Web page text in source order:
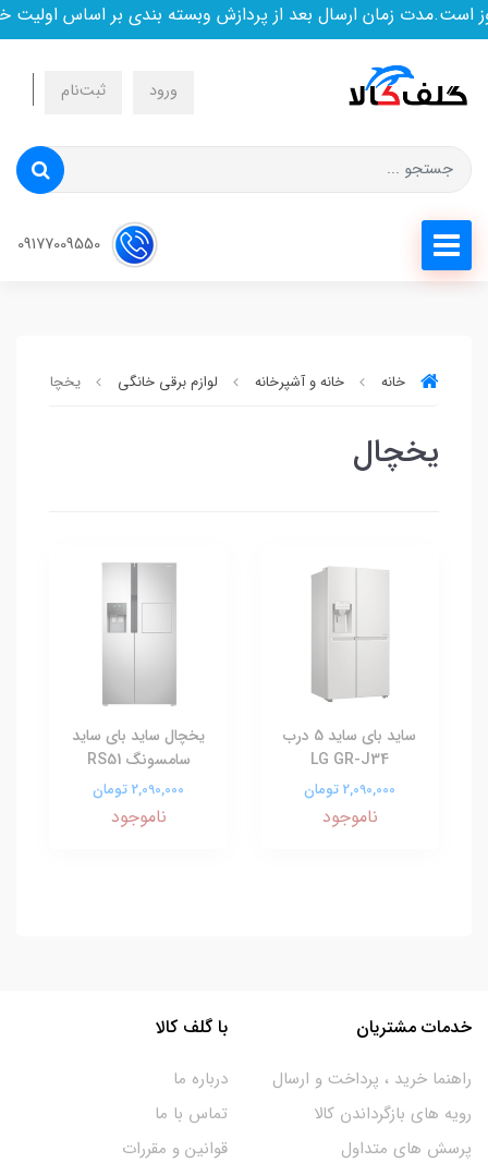
زمان ارسال بعد از پردازش وبسته بندی بر اساس اولیت
ورود ثبت‌نام
خانه خانه و آشپرخانه لوازم برقی خانگی یخچال
یخچال
ساید بای ساید 5 درب
LG GR-J34
2,090,000 تومان
ناموجود
یخچال ساید بای ساید
سامسونگ RS51
2,090,000 تومان
ناموجود
خدمات مشتریان
راهنما خرید ، پرداخت و ارسال
رویه های بازگرداندن کالا
پرسش های متداول
با گلف کالا
درباره ما
تماس با ما
قوانین و مقررات